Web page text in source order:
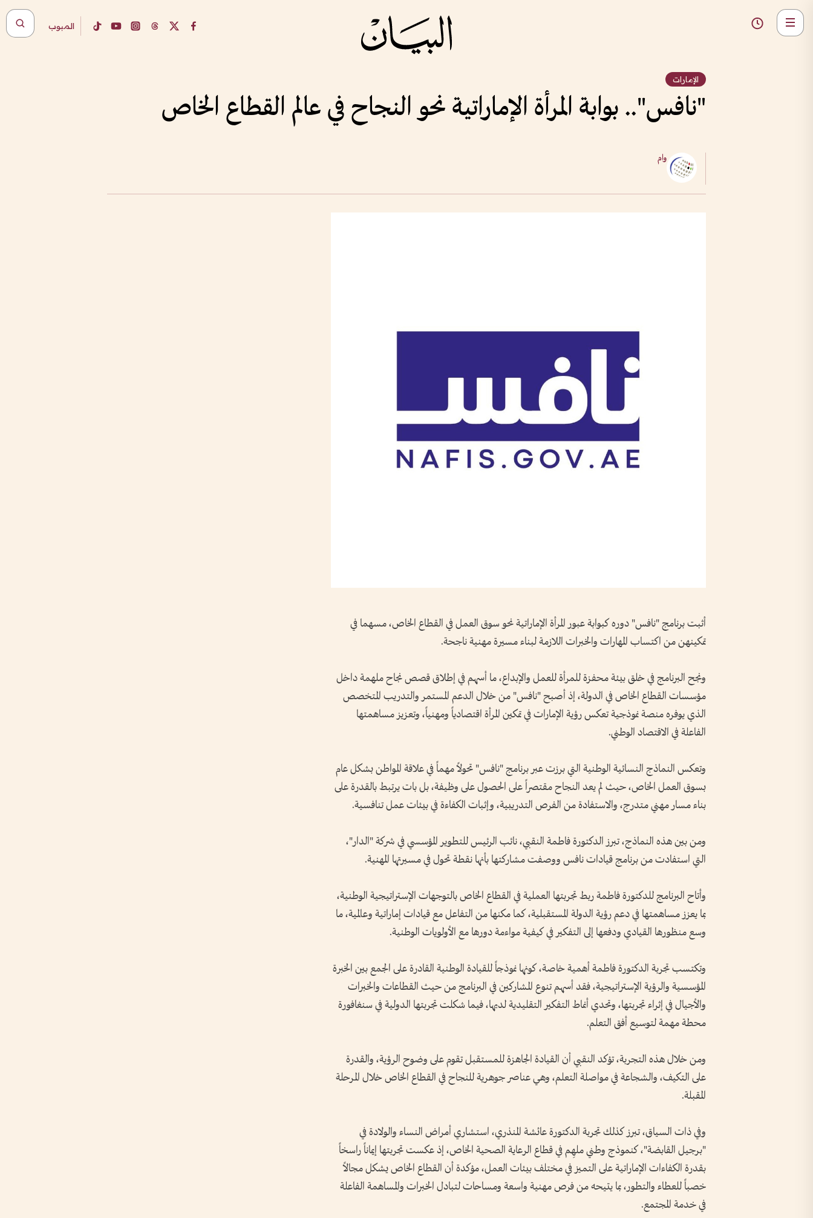
المبوب
الإمارات
"نافس".. بوابة المرأة الإماراتية نحو النجاح في عالم القطاع الخاص
وام
أثبت برنامج "نافس" دوره كبوابة عبور المرأة الإماراتية نحو سوق العمل في القطاع الخاص، مسهما في
تمكينهن من اكتساب المهارات والخبرات اللازمة لبناء مسيرة مهنية ناجحة.
ونجح البرنامج في خلق بيئة محفزة للمرأة للعمل والإبداع، ما أسهم في إطلاق قصص نجاح ملهمة داخل
مؤسسات القطاع الخاص في الدولة، إذ أصبح "نافس" من خلال الدعم المستمر والتدريب المتخصص
الذي يوفره منصة نموذجية تعكس رؤية الإمارات في تمكين المرأة اقتصادياً ومهنياً، وتعزيز مساهمتها
الفاعلة في الاقتصاد الوطني.
وتعكس النماذج النسائية الوطنية التي برزت عبر برنامج "نافس" تحولاً مهماً في علاقة المواطن بشكل عام
بسوق العمل الخاص، حيث لم يعد النجاح مقتصراً على الحصول على وظيفة، بل بات يرتبط بالقدرة على
بناء مسار مهني متدرج، والاستفادة من الفرص التدريبية، وإثبات الكفاءة في بيئات عمل تنافسية.
ومن بين هذه النماذج، تبرز الدكتورة فاطمة النقبي، نائب الرئيس للتطوير المؤسسي في شركة "الدار"،
التي استفادت من برنامج قيادات نافس ووصفت مشاركتها بأنها نقطة تحول في مسيرتها المهنية.
وأتاح البرنامج للدكتورة فاطمة ربط تجربتها العملية في القطاع الخاص بالتوجهات الإستراتيجية الوطنية،
بما يعزز مساهمتها في دعم رؤية الدولة المستقبلية، كما مكنها من التفاعل مع قيادات إماراتية وعالمية، ما
وسع منظورها القيادي ودفعها إلى التفكير في كيفية مواءمة دورها مع الأولويات الوطنية.
وتكتسب تجربة الدكتورة فاطمة أهمية خاصة، كونها نموذجاً للقيادة الوطنية القادرة على الجمع بين الخبرة
المؤسسية والرؤية الإستراتيجية، فقد أسهم تنوع المشاركين في البرنامج من حيث القطاعات والخبرات
والأجيال في إثراء تجربتها، وتحدي أنماط التفكير التقليدية لديها، فيما شكلت تجربتها الدولية في سنغافورة
محطة مهمة لتوسيع أفق التعلم.
ومن خلال هذه التجربة، تؤكد النقبي أن القيادة الجاهزة للمستقبل تقوم على وضوح الرؤية، والقدرة
على التكيف، والشجاعة في مواصلة التعلم، وهي عناصر جوهرية للنجاح في القطاع الخاص خلال المرحلة
المقبلة.
وفي ذات السياق، تبرز كذلك تجربة الدكتورة عائشة المنذري، استشاري أمراض النساء والولادة في
"برجيل القابضة"، كنموذج وطني ملهِم في قطاع الرعاية الصحية الخاص، إذ عكست تجربتها إيماناً راسخاً
بقدرة الكفاءات الإماراتية على التميز في مختلف بيئات العمل، مؤكدة أن القطاع الخاص يشكل مجالاً
خصباً للعطاء والتطور، بما يتيحه من فرص مهنية واسعة ومساحات لتبادل الخبرات والمساهمة الفاعلة
في خدمة المجتمع.